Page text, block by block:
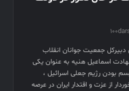
نوروزی به توفیق دست پیدا نکردند
جمعیت جوانان انقلاب
اسماعیل هنیه به عنوان یکی
بودن رژیم جعلی اسرائیل ،
از عزت و اقتدار ایران در عرصه